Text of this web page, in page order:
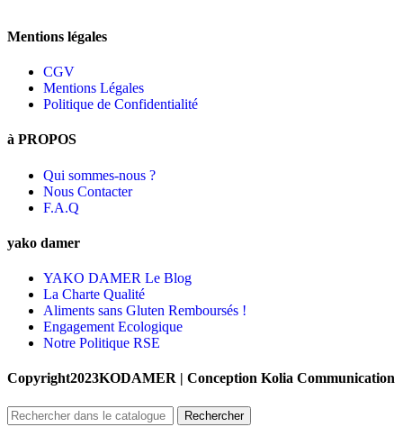
Mentions légales
CGV
Mentions Légales
Politique de Confidentialité
à PROPOS
Qui sommes-nous ?
Nous Contacter
F.A.Q
yako damer
YAKO DAMER Le Blog
La Charte Qualité
Aliments sans Gluten Remboursés !
Engagement Ecologique
Notre Politique RSE
Copyright2023KODAMER | Conception Kolia Communication
Rechercher